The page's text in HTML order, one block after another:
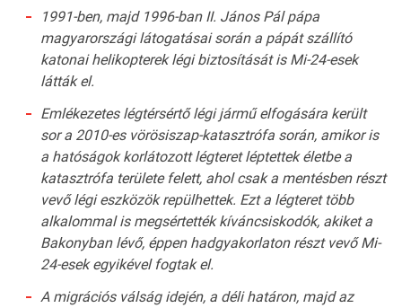
1991-ben, majd 1996-ban II. János Pál pápa
magyarországi látogatásai során a pápát szállító
katonai helikopterek légi biztosítását is Mi-24-esek
látták el.
Emlékezetes légtérsértő légi jármű elfogására került
sor a 2010-es vörösiszap-katasztrófa során, amikor is
a hatóságok korlátozott légteret léptettek életbe a
katasztrófa területe felett, ahol csak a mentésben részt
vevő légi eszközök repülhettek. Ezt a légteret több
alkalommal is megsértették kíváncsiskodók, akiket a
Bakonyban lévő, éppen hadgyakorlaton részt vevő Mi-
24-esek egyikével fogtak el.
A migrációs válság idején, a déli határon, majd az